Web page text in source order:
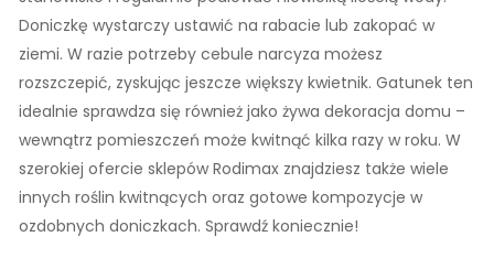
Doniczkę wystarczy ustawić na rabacie lub zakopać w
ziemi. W razie potrzeby cebule narcyza możesz
rozszczepić, zyskując jeszcze większy kwietnik. Gatunek ten
idealnie sprawdza się również jako żywa dekoracja domu –
wewnątrz pomieszczeń może kwitnąć kilka razy w roku. W
szerokiej ofercie sklepów Rodimax znajdziesz także wiele
innych roślin kwitnących oraz gotowe kompozycje w
ozdobnych doniczkach. Sprawdź koniecznie!